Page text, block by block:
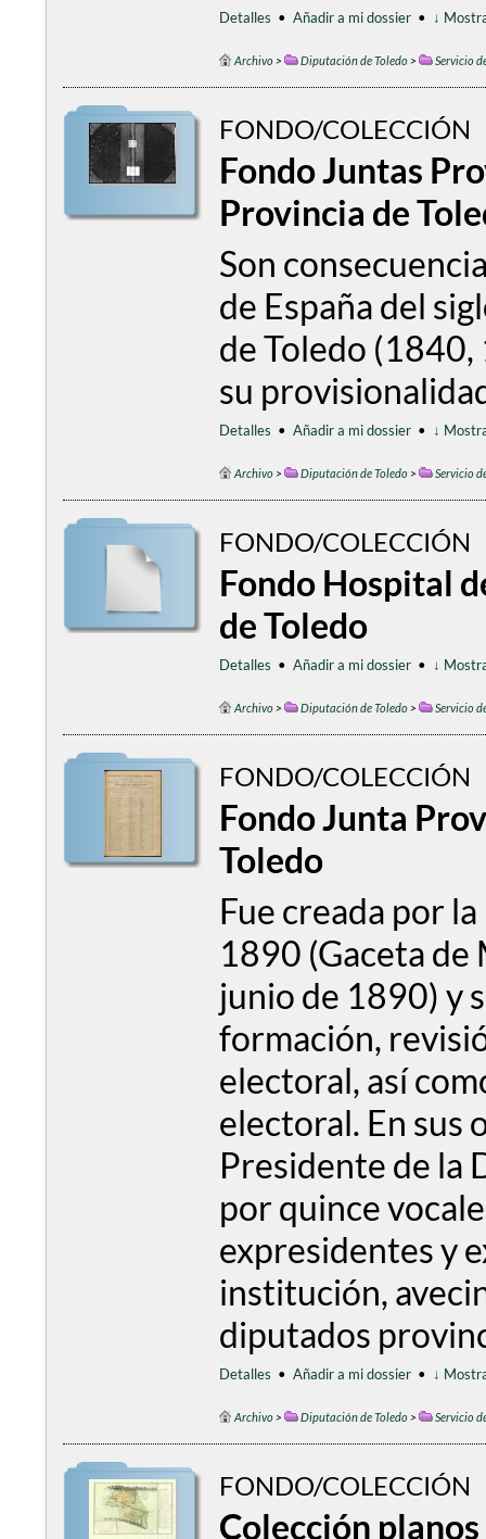
Detalles • Añadir a mi dossier • ↓
Archivo> Diputación de Toledo> Servicio
FONDO/COLECCIÓN
Fondo Juntas
Provincia de
Son
de España del
de Toledo
su
Detalles • Añadir a mi dossier • ↓
Archivo> Diputación de Toledo> Servicio
FONDO/COLECCIÓN
Fondo Hospital
de Toledo
Detalles • Añadir a mi dossier • ↓
Archivo> Diputación de Toledo> Servicio
FONDO/COLECCIÓN
Fondo Junta
Toledo
Fue creada por
1890 (Gaceta
junio de 1890) y
formación,
electoral, así
electoral. En sus
Presidente de la
por quince
expresidentes y
institución,
diputados
Detalles • Añadir a mi dossier • ↓
Archivo> Diputación de Toledo> Servicio
FONDO/COLECCIÓN
Colección